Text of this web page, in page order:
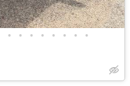
• • • • • • • •